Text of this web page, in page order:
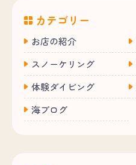
カテゴリー
お店の紹介
スノーケリング
体験ダイビング
海ブログ